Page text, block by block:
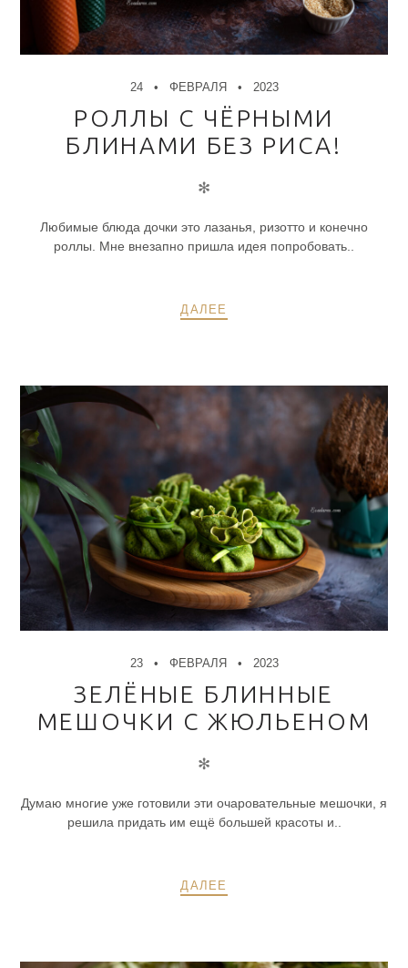
24 ФЕВРАЛЯ 2023
РОЛЛЫ С ЧЁРНЫМИ
БЛИНАМИ БЕЗ РИСА!
✻
Любимые блюда дочки это лазанья, ризотто и конечно
роллы. Мне внезапно пришла идея попробовать..
ДАЛЕЕ
23 ФЕВРАЛЯ 2023
ЗЕЛЁНЫЕ БЛИННЫЕ
МЕШОЧКИ С ЖЮЛЬЕНОМ
✻
Думаю многие уже готовили эти очаровательные мешочки, я
решила придать им ещё большей красоты и..
ДАЛЕЕ